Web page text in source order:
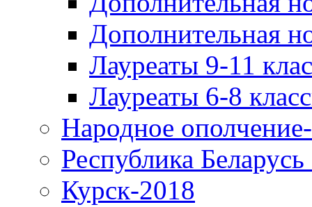
Дополнительная
Лауреаты 9-11
Лауреаты 6-8
Народное
Республика
Курск-2018